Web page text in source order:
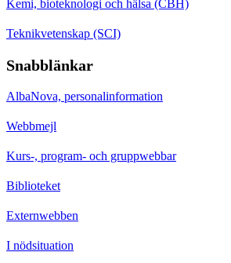
Kemi, bioteknologi och hälsa (CBH)
Teknikvetenskap (SCI)
Snabblänkar
AlbaNova, personalinformation
Webbmejl
Kurs-, program- och gruppwebbar
Biblioteket
Externwebben
I nödsituation